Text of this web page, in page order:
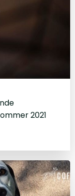
2021